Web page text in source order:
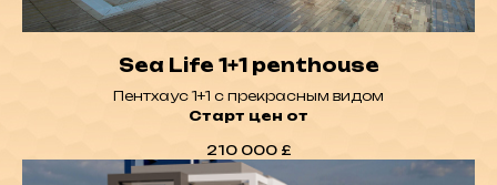
Sea Life 1+1 penthouse
Пентхаус 1+1 с прекрасным видом
Старт цен от
210 000 £